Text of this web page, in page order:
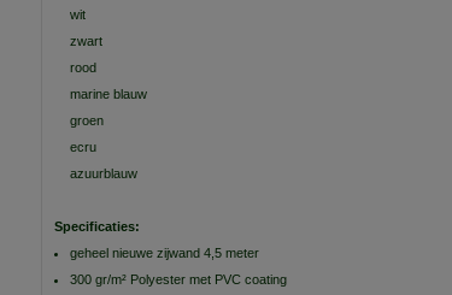
wit
zwart
rood
marine blauw
groen
ecru
azuurblauw
Specificaties:
geheel nieuwe zijwand 4,5 meter
300 gr/m² Polyester met PVC coating